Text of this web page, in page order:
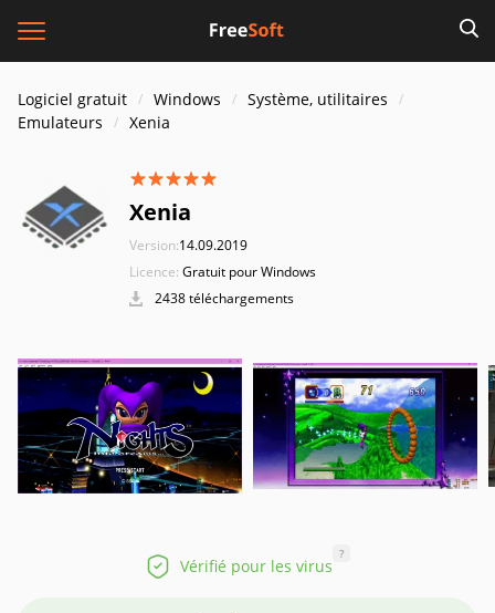
Logiciel gratuit Windows
Système, utilitaires
Emulateurs
Xenia
Xenia
Version:14.09.2019
Licence: Gratuit pour Windows
2438 téléchargements
Vérifié pour les virus
?